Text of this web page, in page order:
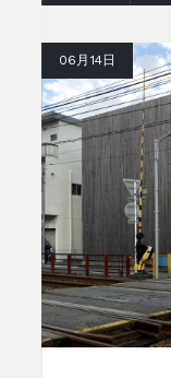
06月14日